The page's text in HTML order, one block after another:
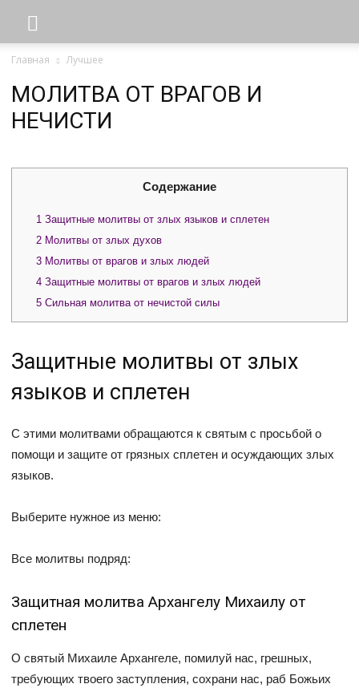
Главная Лучшее
МОЛИТВА ОТ ВРАГОВ И
НЕЧИСТИ
Содержание
1 Защитные молитвы от злых языков и сплетен
2 Молитвы от злых духов
3 Молитвы от врагов и злых людей
4 Защитные молитвы от врагов и злых людей
5 Сильная молитва от нечистой силы
Защитные молитвы от злых
языков и сплетен
С этими молитвами обращаются к святым с просьбой о
помощи и защите от грязных сплетен и осуждающих злых
языков.
Выберите нужное из меню:
Все молитвы подряд:
Защитная молитва Архангелу Михаилу от
сплетен
О святый Михаиле Архангеле, помилуй нас, грешных,
требующих твоего заступления, сохрани нас, раб Божьих